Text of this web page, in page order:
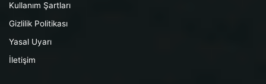
Kullanım Şartları
Gizlilik Politikası
Yasal Uyarı
İletişim